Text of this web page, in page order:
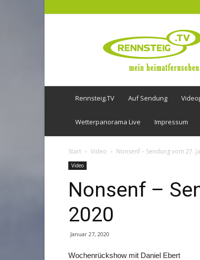
Rennsteig.TV Auf Sendung
Wetterpanorama Live Impressum
Start Video Nonsenf – Sendung vom 27.
Video
Nonsenf –
2020
Januar 27, 2020
Wochenrückshow mit Daniel Ebert